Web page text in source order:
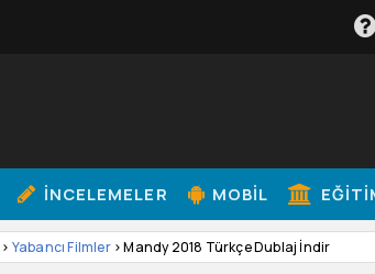
İNCELEMELER MOBIL
> Yabancı Filmler> Mandy 2018 Türkçe Dublaj İndir